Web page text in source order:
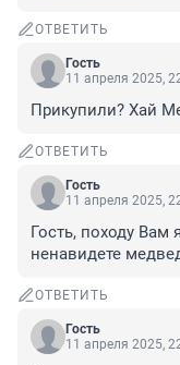
ОТВЕТИТЬ
Гость
11 апреля 2025,
Прикупили? Хай
ОТВЕТИТЬ
Гость
11 апреля 2025,
Гость, походу Вам
ненавидете
ОТВЕТИТЬ
Гость
11 апреля 2025,